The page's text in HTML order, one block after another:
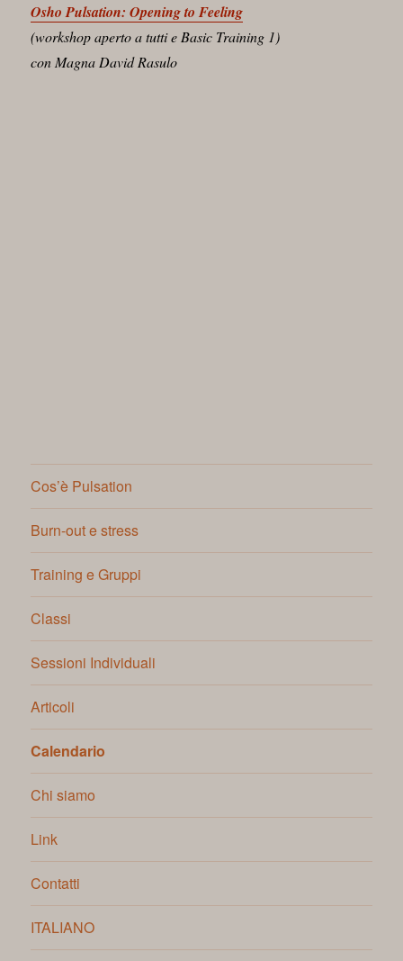
Osho Pulsation: Opening to Feeling
(workshop aperto a tutti e Basic Training 1)
con Magna David Rasulo
Cos’è Pulsation
Burn-out e stress
Training e Gruppi
Classi
Sessioni Individuali
Articoli
Calendario
Chi siamo
Link
Contatti
ITALIANO